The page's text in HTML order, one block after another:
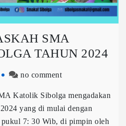
SMA
TAHUN 2024
no comment
Katolik Sibolga mengadakan
yang di mulai dengan
7: 30 Wib, di pimpin oleh